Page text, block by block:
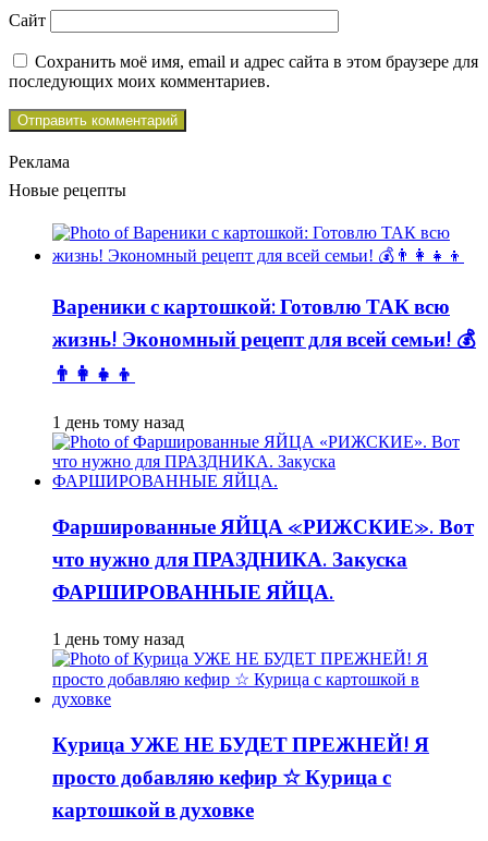
Сайт
Сохранить моё имя, email и адрес сайта в этом браузере для
последующих моих комментариев.
Реклама
Новые рецепты
Вареники с картошкой: Готовлю ТАК всю
жизнь! Экономный рецепт для всей семьи! 💰
👨👩👧👦
1 день тому назад
Фаршированные ЯЙЦА «РИЖСКИЕ». Вот
что нужно для ПРАЗДНИКА. Закуска
ФАРШИРОВАННЫЕ ЯЙЦА.
1 день тому назад
Курица УЖЕ НЕ БУДЕТ ПРЕЖНЕЙ! Я
просто добавляю кефир ☆ Курица с
картошкой в духовке